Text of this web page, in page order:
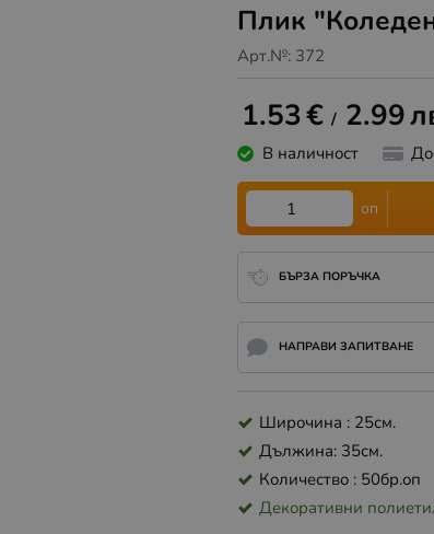
Плик
Арт.№: 372
1.53€ / 2.99
В наличност
оп
БЪРЗА ПОРЪЧКА
НАПРАВИ ЗАПИТВАНЕ
Широчина : 25см.
Дължина: 35см.
Количество : 50бр.оп
Декоративни